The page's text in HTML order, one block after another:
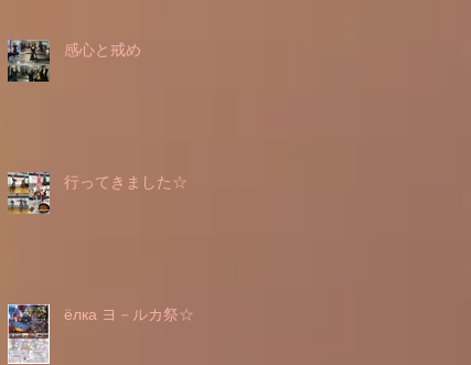
感心と戒め
行ってきました☆
ёлка ヨ－ルカ祭☆